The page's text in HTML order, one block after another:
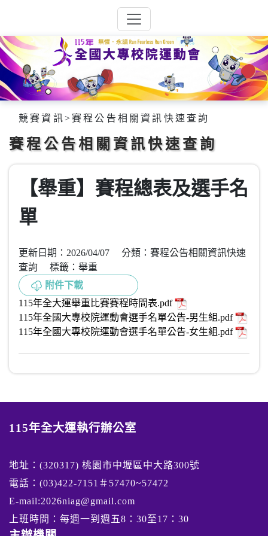
競賽資訊>賽程公告相關資訊快速查詢
賽程公告相關資訊快速查詢
【舉重】賽程總表及選手名
單
更新日期：2026/04/07 分類：賽程公告相關資訊快速
查詢 標籤：舉重
附件下載
115年全大運舉重比賽賽程時間表.pdf
115年全國大專校院運動會選手名單公告-男生組.pdf
115年全國大專校院運動會選手名單公告-女生組.pdf
115年全大運執行辦公室
地址：(320317) 桃園市中壢區中大路300號
電話：(03)422-7151＃57470~57472
E-mail:2026niag@gmail.com
上班時間：每週一到週五8：30至17：30